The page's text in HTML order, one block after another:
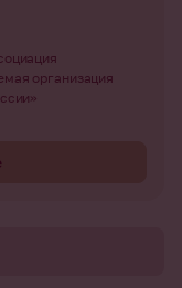
организация